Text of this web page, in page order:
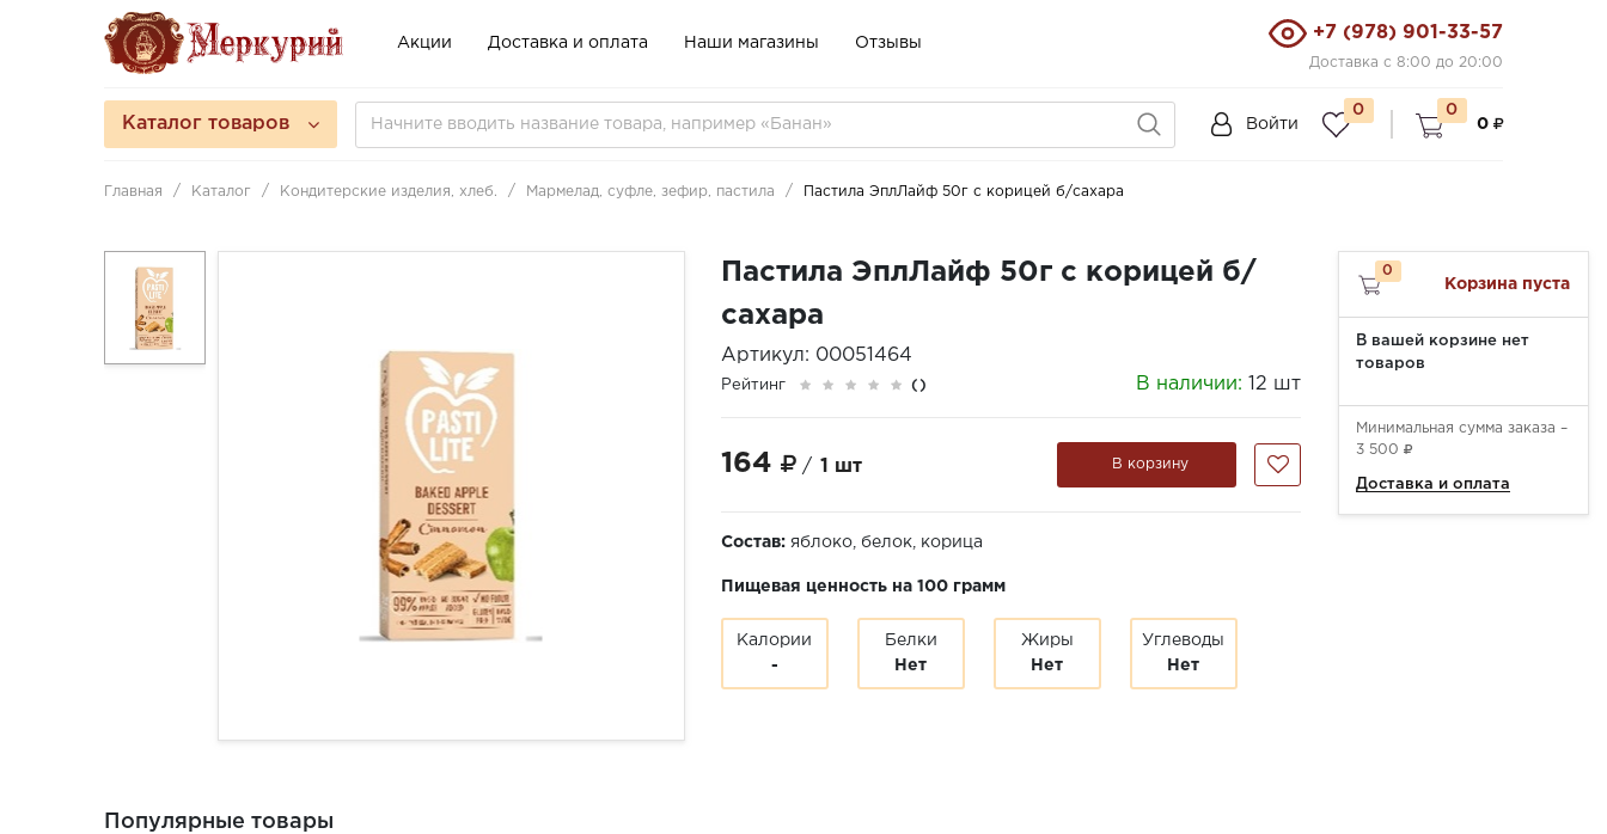
Акции Доставка и оплата Наши магазины Отзывы
+7 (978) 901-33-57
Доставка с 8:00 до 20:00
Каталог товаров Войти
0
0
0
Главная Каталог Кондитерские изделия, хлеб. Мармелад, суфле, зефир, пастила Пастила ЭплЛайф 50г с корицей б/сахара
Пастила ЭплЛайф 50г с корицей б/
сахара
Артикул: 00051464
Рейтинг () В наличии: 12 шт
164 / 1 шт В корзину
Состав: яблоко, белок, корица
Пищевая ценность на 100 грамм
Калории
-
Белки
Нет
Жиры
Нет
Углеводы
Нет
Популярные товары
0
Корзина пуста
В вашей корзине нет
товаров
Минимальная сумма заказа –
3 500
Доставка и оплата